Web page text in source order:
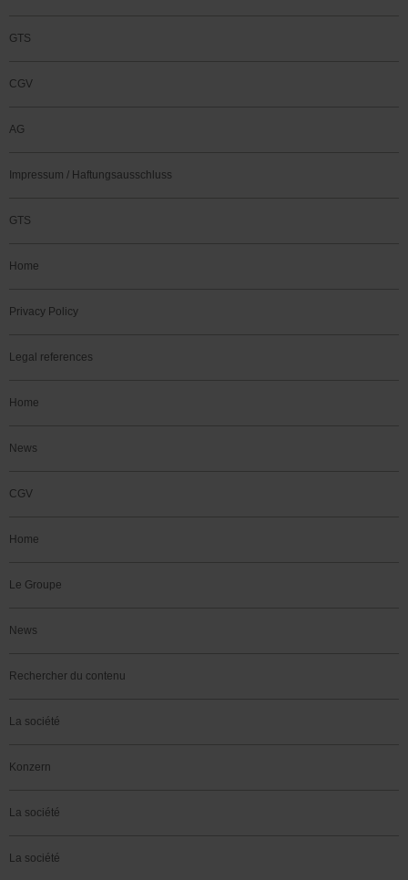
GTS
CGV
AG
Impressum / Haftungsausschluss
GTS
Home
Privacy Policy
Legal references
Home
News
CGV
Home
Le Groupe
News
Rechercher du contenu
La société
Konzern
La société
La société